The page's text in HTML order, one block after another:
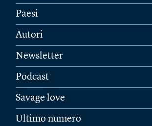
Paesi
Autori
Newsletter
Podcast
Savage love
Ultimo numero